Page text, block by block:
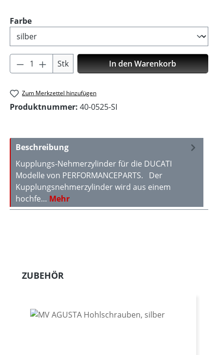
Farbeauswählen
Produkt Anzahl: Gib den gewünschten
Stk In den Warenkorb
Zum Merkzettel hinzufügen
Produktnummer: 40-0525-SI
Beschreibung
Kupplungs-Nehmerzylinder für die DUCATI
Modelle von PERFORMANCEPARTS. Der
Kupplungsnehmerzylinder wird aus einem
hochfe… Mehr
Produktgalerie überspringen
ZUBEHÖR